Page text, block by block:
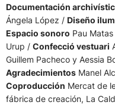
Documentación
Ángela López / Diseño
Espacio sonoro Pau
Urup / Confecció vestuari
Guillem Pacheco y Aessia
Agradecimientos Manel
Coproducción Mercat de
fábrica de creación, La